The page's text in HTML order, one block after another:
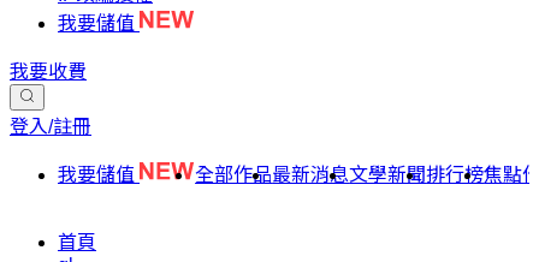
我要儲值
我要收費
登入/註冊
我要儲值 全部作品最新消息文學新聞排行榜焦點
首頁